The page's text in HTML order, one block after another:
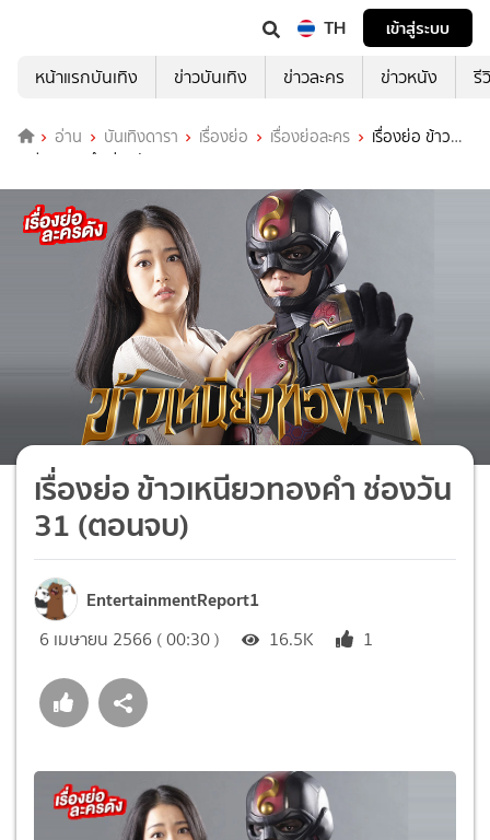
TH
เข้าสู่ระบบ
หน้าแรกบันเทิง
ข่าวบันเทิง ข่าวละคร ข่าวหนัง รี
อ่าน บันเทิงดารา เรื่องย่อ เรื่องย่อละคร
เรื่องย่อ ข้าว
เหนียวทองคำ ช่องวัน 31 (ตอนจบ)
เรื่องย่อ ข้าวเหนียวทองคำ ช่องวัน
31 (ตอนจบ)
EntertainmentReport1
6 เมษายน 2566 ( 00:30 ) 16.5K 1